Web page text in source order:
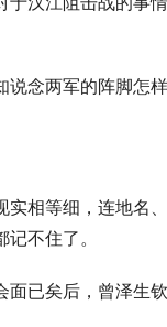
说念两军的阵脚怎
实相等细，连地名
不住了。
面已矣后，曾泽生